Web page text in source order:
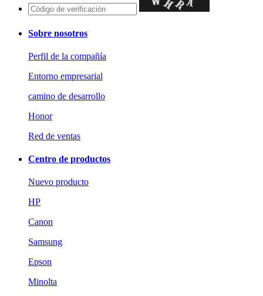
Sobre nosotros
Perfil de la compañía
Entorno empresarial
camino de desarrollo
Honor
Red de ventas
Centro de productos
Nuevo producto
HP
Canon
Samsung
Epson
Minolta